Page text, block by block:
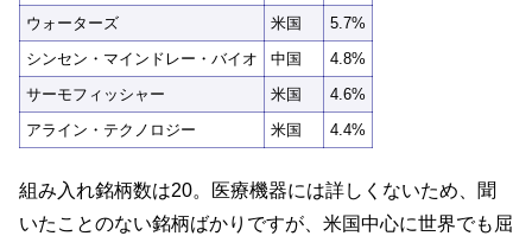
ウォーターズ
米国
5.7%
シンセン・マインドレー・バイオ
中国
4.8%
サーモフィッシャー
米国
4.6%
アライン・テクノロジー
米国 4.4%
組み入れ銘柄数は20。医療機器には詳しくないため、聞
いたことのない銘柄ばかりですが、米国中心に世界でも屈